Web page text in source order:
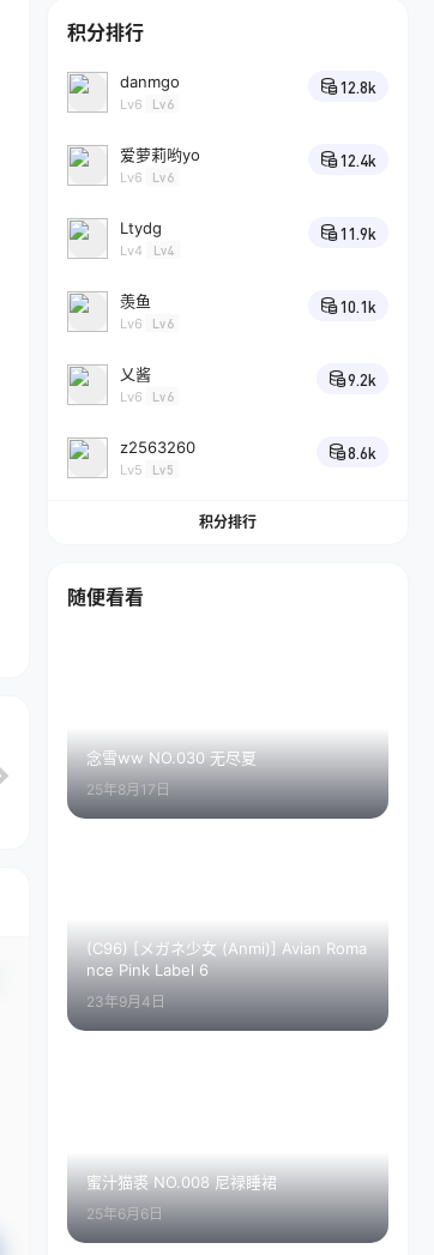
积分排行
danmgo
Lv6 Lv6
12.8k
爱萝莉哟yo
Lv6 Lv6
12.4k
Ltydg
Lv4 Lv4
11.9k
羡鱼
Lv6 Lv6
10.1k
乂酱
Lv6 Lv6
9.2k
z2563260
Lv5 Lv5
8.6k
积分排行
随便看看
念雪ww NO.030 无尽夏
25年8月17日
(C96) [メガネ少女 (Anmi)] Avian Roma
nce Pink Label 6
23年9月4日
蜜汁猫裘 NO.008 尼禄睡裙
25年6月6日